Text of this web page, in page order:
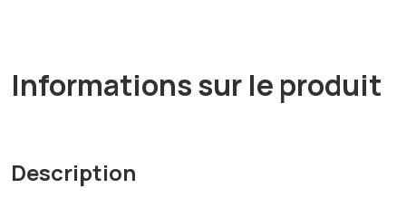
Informations sur le produit
Description